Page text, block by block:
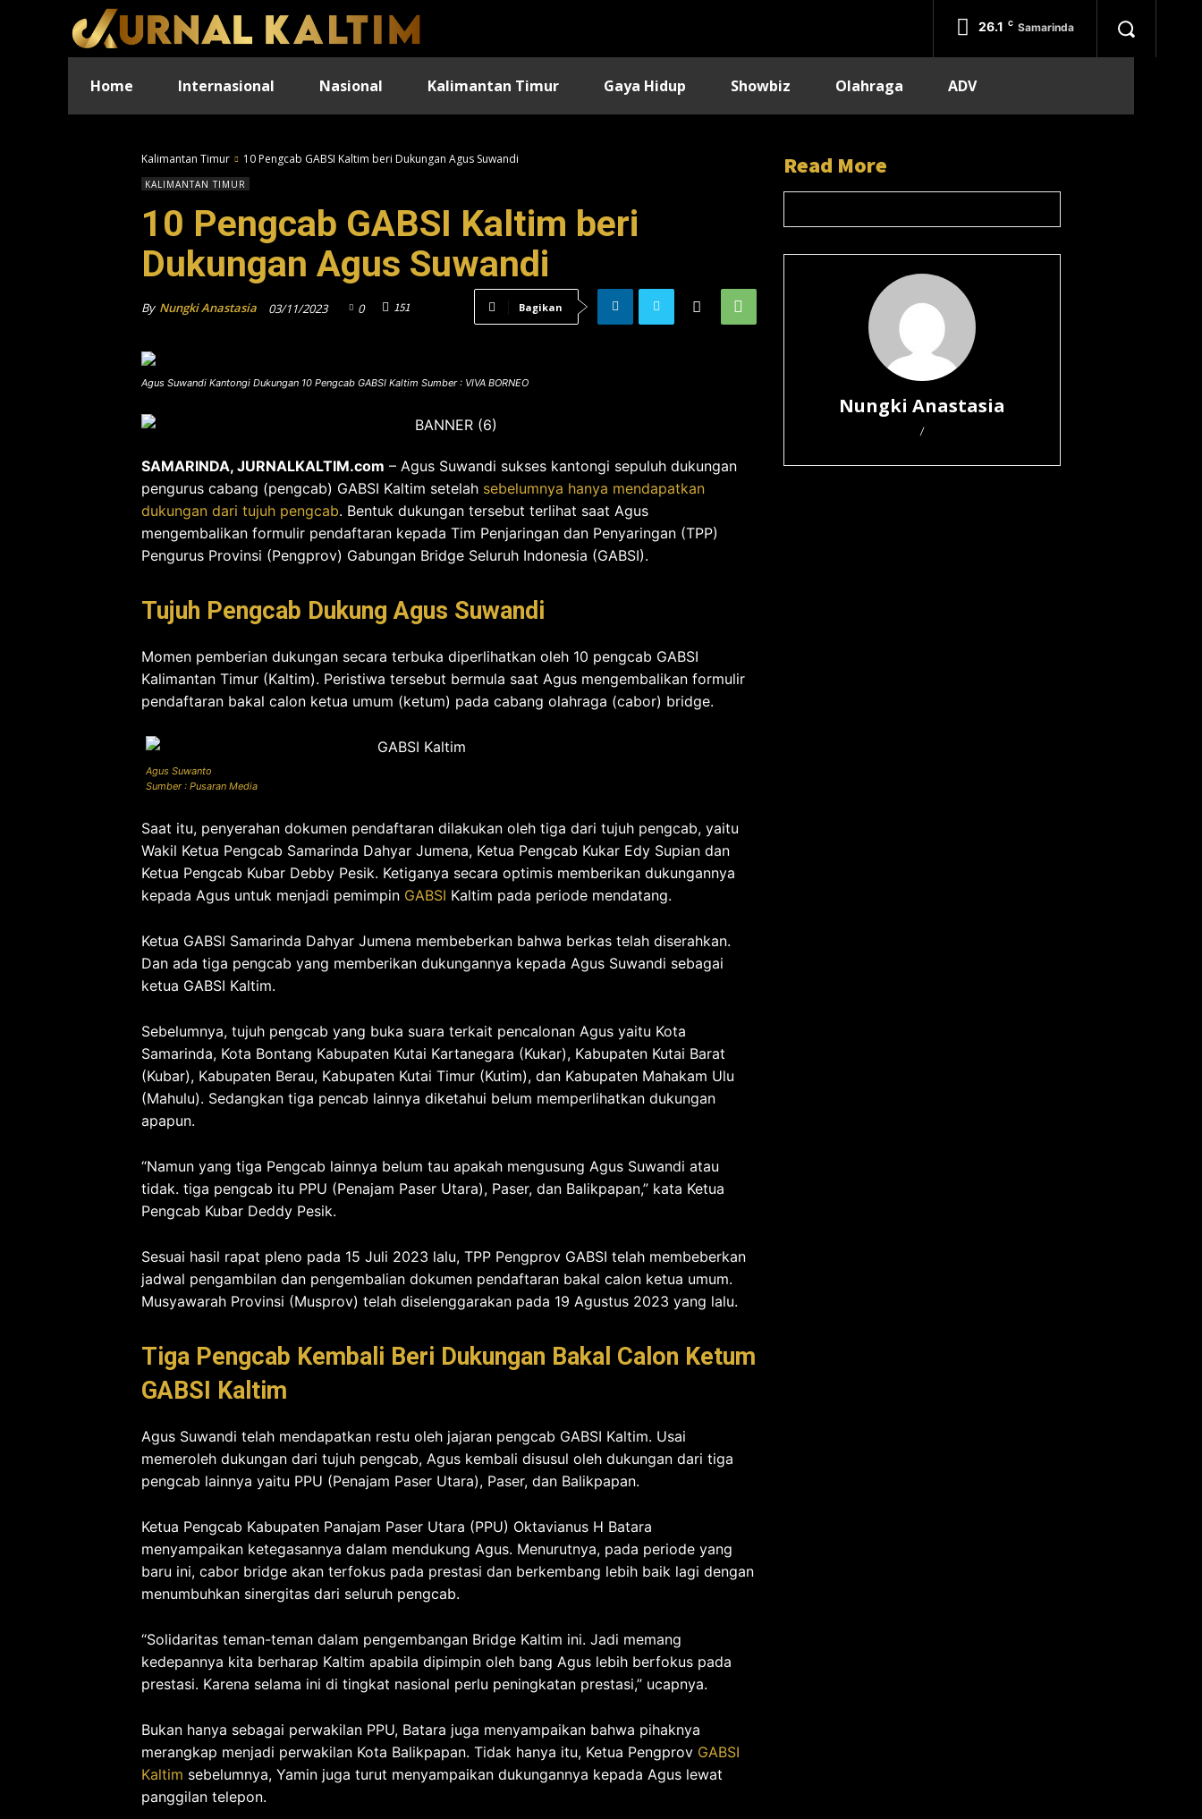
26.1 C Samarinda
Home Internasional Nasional Kalimantan Timur Gaya Hidup Showbiz Olahraga ADV
Kalimantan Timur 10 Pengcab GABSI Kaltim beri Dukungan Agus Suwandi
KALIMANTAN TIMUR
10 Pengcab GABSI Kaltim beri
Dukungan Agus Suwandi
By Nungki Anastasia 03/11/2023 0 151 Bagikan
Agus Suwandi Kantongi Dukungan 10 Pengcab GABSI Kaltim Sumber : VIVA BORNEO
SAMARINDA, JURNALKALTIM.com – Agus Suwandi sukses kantongi sepuluh dukungan
pengurus cabang (pengcab) GABSI Kaltim setelah sebelumnya hanya mendapatkan
dukungan dari tujuh pengcab. Bentuk dukungan tersebut terlihat saat Agus
mengembalikan formulir pendaftaran kepada Tim Penjaringan dan Penyaringan (TPP)
Pengurus Provinsi (Pengprov) Gabungan Bridge Seluruh Indonesia (GABSI).
Tujuh Pengcab Dukung Agus Suwandi
Momen pemberian dukungan secara terbuka diperlihatkan oleh 10 pengcab GABSI
Kalimantan Timur (Kaltim). Peristiwa tersebut bermula saat Agus mengembalikan formulir
pendaftaran bakal calon ketua umum (ketum) pada cabang olahraga (cabor) bridge.
Agus Suwanto
Sumber : Pusaran Media
Saat itu, penyerahan dokumen pendaftaran dilakukan oleh tiga dari tujuh pengcab, yaitu
Wakil Ketua Pengcab Samarinda Dahyar Jumena, Ketua Pengcab Kukar Edy Supian dan
Ketua Pengcab Kubar Debby Pesik. Ketiganya secara optimis memberikan dukungannya
kepada Agus untuk menjadi pemimpin GABSI Kaltim pada periode mendatang.
Ketua GABSI Samarinda Dahyar Jumena membeberkan bahwa berkas telah diserahkan.
Dan ada tiga pengcab yang memberikan dukungannya kepada Agus Suwandi sebagai
ketua GABSI Kaltim.
Sebelumnya, tujuh pengcab yang buka suara terkait pencalonan Agus yaitu Kota
Samarinda, Kota Bontang Kabupaten Kutai Kartanegara (Kukar), Kabupaten Kutai Barat
(Kubar), Kabupaten Berau, Kabupaten Kutai Timur (Kutim), dan Kabupaten Mahakam Ulu
(Mahulu). Sedangkan tiga pencab lainnya diketahui belum memperlihatkan dukungan
apapun.
“Namun yang tiga Pengcab lainnya belum tau apakah mengusung Agus Suwandi atau
tidak. tiga pengcab itu PPU (Penajam Paser Utara), Paser, dan Balikpapan,” kata Ketua
Pengcab Kubar Deddy Pesik.
Sesuai hasil rapat pleno pada 15 Juli 2023 lalu, TPP Pengprov GABSI telah membeberkan
jadwal pengambilan dan pengembalian dokumen pendaftaran bakal calon ketua umum.
Musyawarah Provinsi (Musprov) telah diselenggarakan pada 19 Agustus 2023 yang lalu.
Tiga Pengcab Kembali Beri Dukungan Bakal Calon Ketum
GABSI Kaltim
Agus Suwandi telah mendapatkan restu oleh jajaran pengcab GABSI Kaltim. Usai
memeroleh dukungan dari tujuh pengcab, Agus kembali disusul oleh dukungan dari tiga
pengcab lainnya yaitu PPU (Penajam Paser Utara), Paser, dan Balikpapan.
Ketua Pengcab Kabupaten Panajam Paser Utara (PPU) Oktavianus H Batara
menyampaikan ketegasannya dalam mendukung Agus. Menurutnya, pada periode yang
baru ini, cabor bridge akan terfokus pada prestasi dan berkembang lebih baik lagi dengan
menumbuhkan sinergitas dari seluruh pengcab.
“Solidaritas teman-teman dalam pengembangan Bridge Kaltim ini. Jadi memang
kedepannya kita berharap Kaltim apabila dipimpin oleh bang Agus lebih berfokus pada
prestasi. Karena selama ini di tingkat nasional perlu peningkatan prestasi,” ucapnya.
Bukan hanya sebagai perwakilan PPU, Batara juga menyampaikan bahwa pihaknya
merangkap menjadi perwakilan Kota Balikpapan. Tidak hanya itu, Ketua Pengprov GABSI
Kaltim sebelumnya, Yamin juga turut menyampaikan dukungannya kepada Agus lewat
panggilan telepon.
Read More
Nungki Anastasia
/